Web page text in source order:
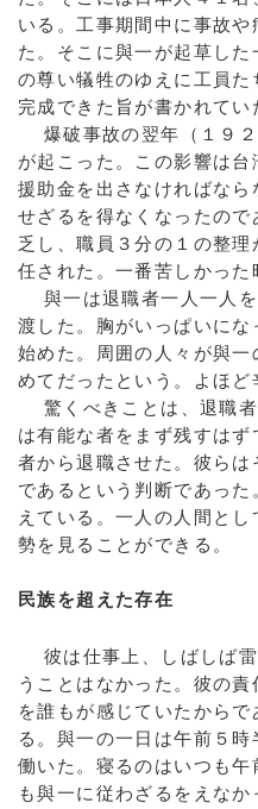
いる。工事期間中に事故
た。そこに與一が起草し
の尊い犠牲のゆえに工員
完成できた旨が書かれてい
爆破事故の翌年（１９２
が起こった。この影響は
援助金を出さなければな
せざるを得なくなったの
乏し、職員３分の１の整
任された。一番苦しかった
與一は退職者一人一人を
渡した。胸がいっぱいに
始めた。周囲の人々が與
めてだったという。よほど
驚くべきことは、退職者
は有能な者をまず残すは
者から退職させた。彼ら
であるという判断であっ
えている。一人の人間と
勢を見ることができる。
民族を超えた存在
彼は仕事上、しばしば雷
うことはなかった。彼の
を誰もが感じていたから
る。與一の一日は午前５
働いた。寝るのはいつも
も與一に従わざるをえな